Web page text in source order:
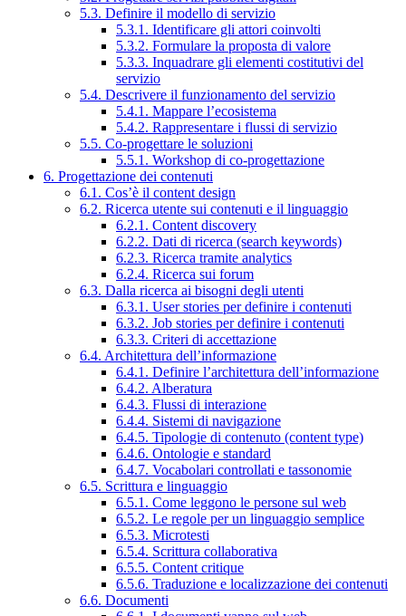
5.3. Definire il modello di servizio
5.3.1. Identificare gli attori coinvolti
5.3.2. Formulare la proposta di valore
5.3.3. Inquadrare gli elementi costitutivi del
servizio
5.4. Descrivere il funzionamento del servizio
5.4.1. Mappare l’ecosistema
5.4.2. Rappresentare i flussi di servizio
5.5. Co-progettare le soluzioni
5.5.1. Workshop di co-progettazione
6. Progettazione dei contenuti
6.1. Cos’è il content design
6.2. Ricerca utente sui contenuti e il linguaggio
6.2.1. Content discovery
6.2.2. Dati di ricerca (search keywords)
6.2.3. Ricerca tramite analytics
6.2.4. Ricerca sui forum
6.3. Dalla ricerca ai bisogni degli utenti
6.3.1. User stories per definire i contenuti
6.3.2. Job stories per definire i contenuti
6.3.3. Criteri di accettazione
6.4. Architettura dell’informazione
6.4.1. Definire l’architettura dell’informazione
6.4.2. Alberatura
6.4.3. Flussi di interazione
6.4.4. Sistemi di navigazione
6.4.5. Tipologie di contenuto (content type)
6.4.6. Ontologie e standard
6.4.7. Vocabolari controllati e tassonomie
6.5. Scrittura e linguaggio
6.5.1. Come leggono le persone sul web
6.5.2. Le regole per un linguaggio semplice
6.5.3. Microtesti
6.5.4. Scrittura collaborativa
6.5.5. Content critique
6.5.6. Traduzione e localizzazione dei contenuti
6.6. Documenti